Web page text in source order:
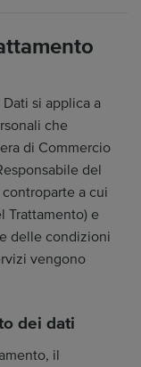
si applica a
che
di Commercio
del
a cui
Trattamento) e
delle condizioni
vengono
dei dati
il